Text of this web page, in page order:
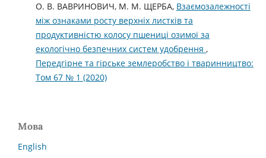
О. В. ВАВРИНОВИЧ, М. М. ЩЕРБА, Взаємозалежності
між ознаками росту верхніх листків та
продуктивністю колосу пшениці озимої за
екологічно безпечних систем удобрення ,
Передгірне та гірське землеробство і тваринництво:
Том 67 № 1 (2020)
Мова
English